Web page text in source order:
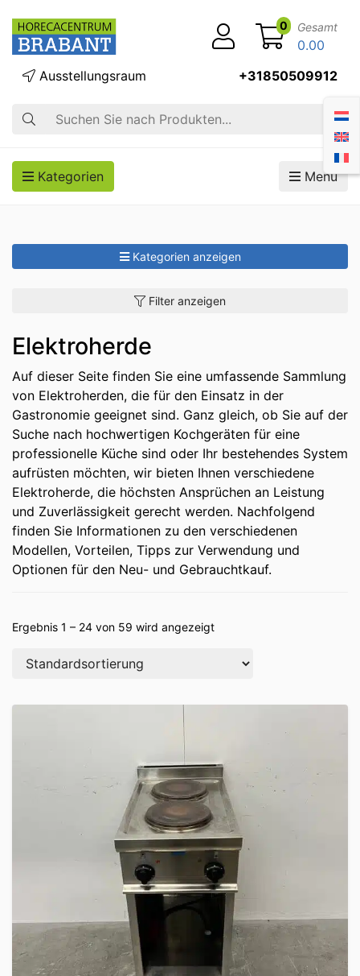
Suche
Ausstellungsraum +31850509912
0 Gesamt
0.00
Kategorien Menü
Kategorien anzeigen
Filter anzeigen
Elektroherde
Auf dieser Seite finden Sie eine umfassende Sammlung
von Elektroherden, die für den Einsatz in der
Gastronomie geeignet sind. Ganz gleich, ob Sie auf der
Suche nach hochwertigen Kochgeräten für eine
professionelle Küche sind oder Ihr bestehendes System
aufrüsten möchten, wir bieten Ihnen verschiedene
Elektroherde, die höchsten Ansprüchen an Leistung
und Zuverlässigkeit gerecht werden. Nachfolgend
finden Sie Informationen zu den verschiedenen
Modellen, Vorteilen, Tipps zur Verwendung und
Optionen für den Neu- und Gebrauchtkauf.
Ergebnis 1 – 24 von 59 wird angezeigt